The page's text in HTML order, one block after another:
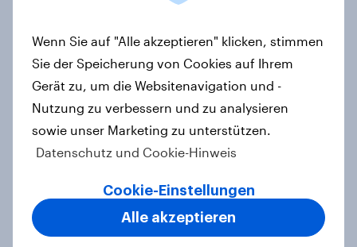
Landtagswahl Baden-Württemberg
2026: Wirtschaft, Zuwanderung,
Wohnen sind die wichtigsten
Themen – CDU überzeugt als Partei,
Cem Özdemir als Kandidat
Artikel
Wenn Sie auf "Alle akzeptieren" klicken, stimmen
Sie der Speicherung von Cookies auf Ihrem
Gerät zu, um die Websitenavigation und -
Nutzung zu verbessern und zu analysieren
sowie unser Marketing zu unterstützen.
Datenschutz und Cookie-Hinweis
Cookie-Einstellungen
Alle akzeptieren